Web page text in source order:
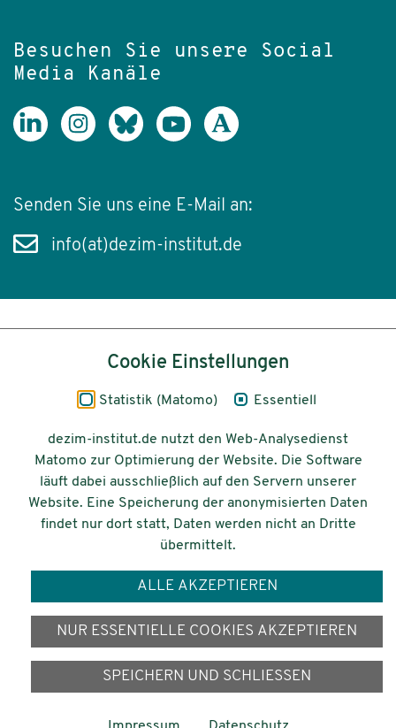
Besuchen Sie unsere Social
Media Kanäle
Senden Sie uns eine E-Mail an:
info(at)dezim-institut.de
Impressum
Datenschutz
Barrierefreiheit
© 2026 Deutsches Zentrum für
Integrations-
und Migrationsforschung DeZIM e.V.
Cookie Einstellungen
Statistik (Matomo) Essentiell
dezim-institut.de nutzt den Web-Analysedienst
Matomo zur Optimierung der Website. Die Software
läuft dabei ausschließlich auf den Servern unserer
Website. Eine Speicherung der anonymisierten Daten
findet nur dort statt, Daten werden nicht an Dritte
übermittelt.
ALLE AKZEPTIEREN
NUR ESSENTIELLE COOKIES AKZEPTIEREN
SPEICHERN UND SCHLIESSEN